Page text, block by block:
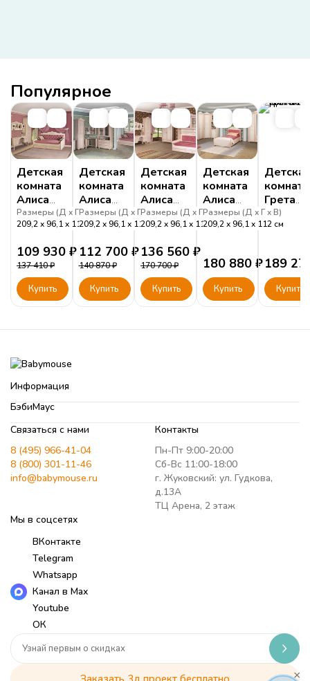
Популярное
Детская
комната
Алиса
№1
Размеры (Д Г В)
209,2
96,1 112см
109 930 ₽
137 410₽
Купить
Детская
комната
Алиса
№2
Размеры (Д Г В)
209,2
96,1 112см
112 700 ₽
140 870₽
Купить
Детская
комната
Алиса
№3
Размеры (Д Г В)
209,2
96,1 112см
136 560 ₽
170 700₽
Купить
Детская
комната
Алиса
№4
Размеры (Д Г В)
209,2
96,1 112 см
180 880 ₽
Купить
Детская
комната
Грета
№1
189
Купить
Информация
БэбиМаус
Связаться с нами
8 (495) 966-41-04
8 (800) 301-11-46
info@babymouse.ru
Контакты
Пн-Пт 9:00-20:00
Сб-Вс 11:00-18:00
г. Жуковский: ул. Гудкова,
д.13А
ТЦ Арена, 2 этаж
Мы в соцсетях
ВКонтакте
Telegram
Whatsapp
Канал в Max
Youtube
ОК
×